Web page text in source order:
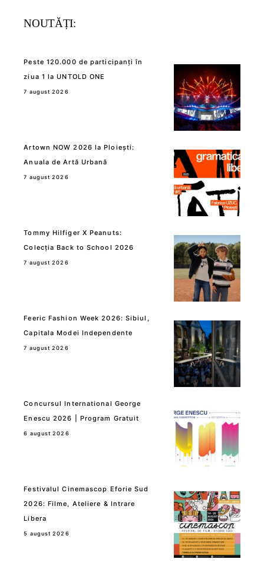
NOUTĂȚI:
Peste 120.000 de participanți în
ziua 1 la UNTOLD ONE
7 august 2026
Artown NOW 2026 la Ploiești:
Anuala de Artă Urbană
7 august 2026
Tommy Hilfiger X Peanuts:
Colecția Back to School 2026
7 august 2026
Feeric Fashion Week 2026: Sibiul,
Capitala Modei Independente
7 august 2026
Concursul International George
Enescu 2026 | Program Gratuit
6 august 2026
Festivalul Cinemascop Eforie Sud
2026: Filme, Ateliere & Intrare
Libera
5 august 2026